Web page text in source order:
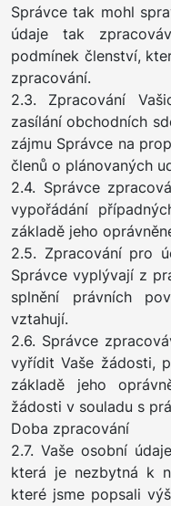
Správce tak mohl
údaje tak
podmínek členství,
zpracování.
2.3. Zpracování
zasílání obchodních
zájmu Správce na
členů o plánovaných
2.4. Správce
vypořádání
základě jeho
2.5. Zpracování pro
Správce vyplývají z
splnění právních
vztahují.
2.6. Správce
vyřídit Vaše žádosti,
základě jeho
žádosti v souladu s
Doba zpracování
2.7. Vaše osobní
která je nezbytná k
které jsme popsali